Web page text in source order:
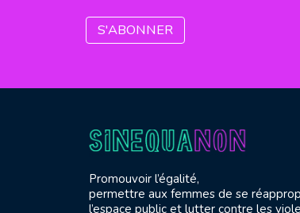
Promouvoir l’égalité,
permettre aux femmes de se
l’espace public et lutter contre les